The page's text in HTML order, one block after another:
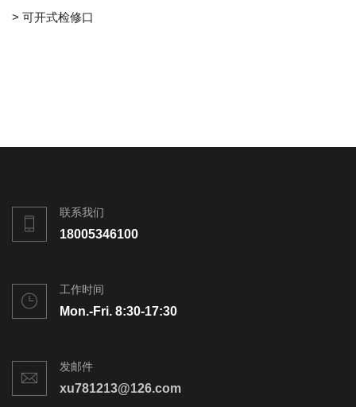
> 可开式检修口
联系我们
18005346100
工作时间
Mon.-Fri. 8:30-17:30
发邮件
xu781213@126.com